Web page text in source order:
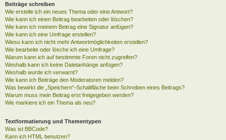
Beiträge schreiben
Wie erstelle ich ein neues Thema oder eine Antwort?
Wie kann ich einen Beitrag bearbeiten oder löschen?
Wie kann ich meinem Beitrag eine Signatur anfügen?
Wie kann ich eine Umfrage erstellen?
Wieso kann ich nicht mehr Antwortmöglichkeiten erstellen?
Wie bearbeite oder lösche ich eine Umfrage?
Warum kann ich auf bestimmte Foren nicht zugreifen?
Weshalb kann ich keine Dateianhänge anfügen?
Weshalb wurde ich verwarnt?
Wie kann ich Beiträge den Moderatoren melden?
Was bewirkt die „Speichern“-Schaltfläche beim Schreiben eines Beitrags?
Warum muss mein Beitrag erst freigegeben werden?
Wie markiere ich ein Thema als neu?
Textformatierung und Thementypen
Was ist BBCode?
Kann ich HTML benutzen?